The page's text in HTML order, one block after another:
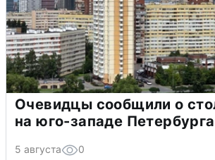
Очевидцы сообщили о
на юго-западе Петербурга
5 августа 0